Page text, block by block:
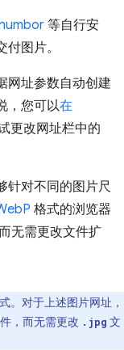
等自行安
图片。
网址参数自动创建
，您可以在
更改网址栏中的
针对不同的图片尺
格式的浏览器
无需更改文件扩
。对于上述图片网址，
，而无需更改 .jpg 文